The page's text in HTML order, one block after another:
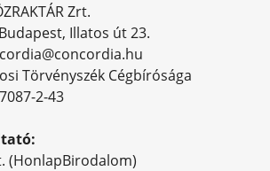
Zrt.
Illatos út 23.
Törvényszék Cégbírósága
2-43
(HonlapBirodalom)